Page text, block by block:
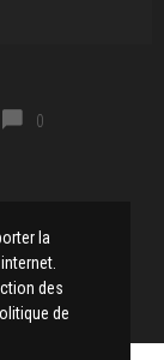
0
la
des
de